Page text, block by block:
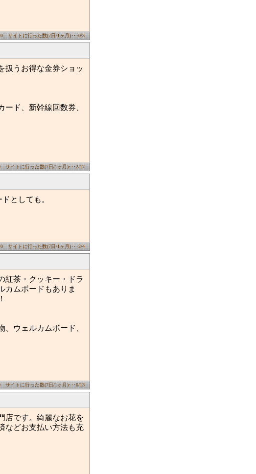
0 サイトに行った数(7日/1ヶ月)･･･0/3
扱うお得な金券ショッ
ド、新幹線回数券、
サイトに行った数(7日/1ヶ月)･･･2/17
としても。
0 サイトに行った数(7日/1ヶ月)･･･2/4
紅茶・クッキー・ドラ
カムボードもありま
ウェルカムボード、
サイトに行った数(7日/1ヶ月)･･･0/13
店です。綺麗なお花を
などお支払い方法も充